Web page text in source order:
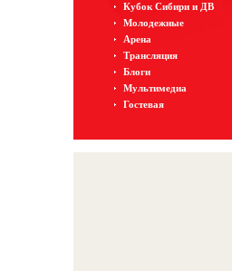
Кубок Сибири и ДВ
Молодежные
Арена
Трансляция
Блоги
Мультимедиа
Гостевая